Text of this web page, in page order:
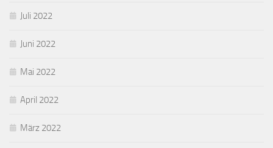
Juli 2022
Juni 2022
Mai 2022
April 2022
März 2022